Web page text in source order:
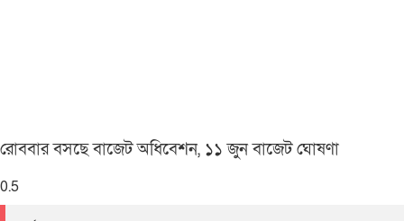
রোববার বসছে বাজেট অধিবেশন, ১১ জুন বাজেট ঘোষণা